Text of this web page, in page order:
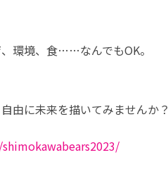
環境、食……なんでもOK。
由に未来を描いてみませんか？